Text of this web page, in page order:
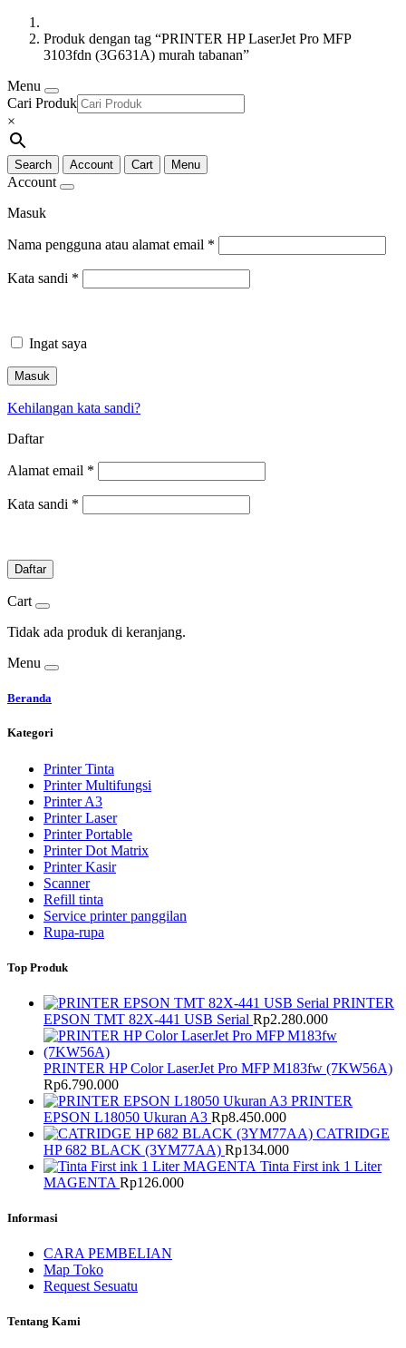
Produk dengan tag “PRINTER HP LaserJet Pro MFP
3103fdn (3G631A) murah tabanan”
Menu
Cari Produk
×
Search Account Cart Menu
Account
Masuk
Nama pengguna atau alamat email *
Kata sandi *
Ingat saya
Masuk
Kehilangan kata sandi?
Daftar
Alamat email *
Kata sandi *
Daftar
Cart
Tidak ada produk di keranjang.
Menu
Beranda
Kategori
Printer Tinta
Printer Multifungsi
Printer A3
Printer Laser
Printer Portable
Printer Dot Matrix
Printer Kasir
Scanner
Refill tinta
Service printer panggilan
Rupa-rupa
Top Produk
PRINTER
EPSON TMT 82X-441 USB Serial Rp2.280.000
PRINTER HP Color LaserJet Pro MFP M183fw (7KW56A)
Rp6.790.000
PRINTER
EPSON L18050 Ukuran A3 Rp8.450.000
CATRIDGE
HP 682 BLACK (3YM77AA) Rp134.000
Tinta First ink 1 Liter
MAGENTA Rp126.000
Informasi
CARA PEMBELIAN
Map Toko
Request Sesuatu
Tentang Kami